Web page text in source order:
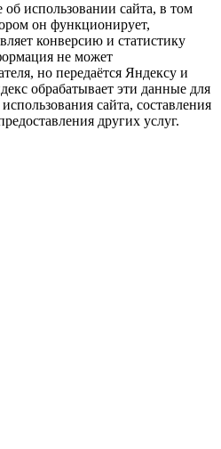
использовании сайта, в том
он функционирует,
конверсию и статистику
не может
но передаётся Яндексу и
обрабатывает эти данные для
сайта, составления
других услуг.